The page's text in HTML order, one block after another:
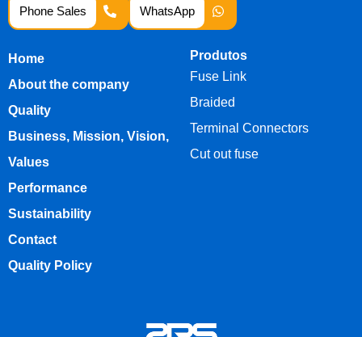
Phone Sales WhatsApp
Home
About the company
Quality
Business, Mission, Vision,
Values
Performance
Sustainability
Contact
Quality Policy
Produtos
Fuse Link
Braided
Terminal Connectors
Cut out fuse